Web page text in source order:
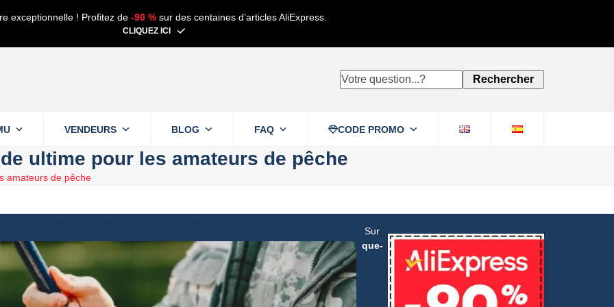
exceptionnelle ! Profitez de -90 %sur des centaines d’articles AliExpress.
CLIQUEZ ICI
Votre
Rechercher
VENDEURS BLOG FAQ CODE PROMO
ultime pour les amateurs de pêche
amateurs de pêche
Sur
que-